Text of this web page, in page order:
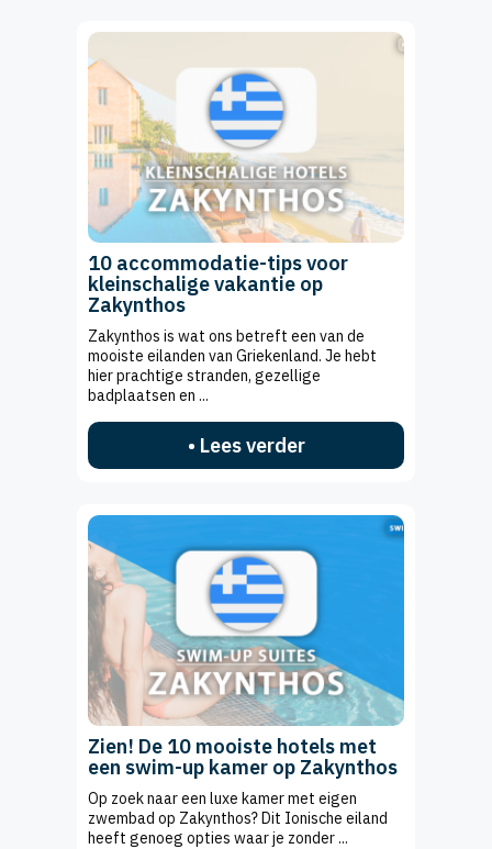
10 accommodatie-tips voor
kleinschalige vakantie op
Zakynthos
Zakynthos is wat ons betreft een van de
mooiste eilanden van Griekenland. Je hebt
hier prachtige stranden, gezellige
badplaatsen en ...
• Lees verder
Zien! De 10 mooiste hotels met
een swim-up kamer op Zakynthos
Op zoek naar een luxe kamer met eigen
zwembad op Zakynthos? Dit Ionische eiland
heeft genoeg opties waar je zonder ...